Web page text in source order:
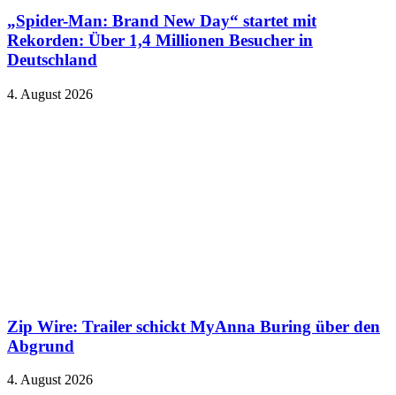
„Spider-Man: Brand New Day“ startet mit
Rekorden: Über 1,4 Millionen Besucher in
Deutschland
4. August 2026
Zip Wire: Trailer schickt MyAnna Buring über den
Abgrund
4. August 2026